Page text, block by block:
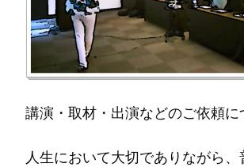
講演・取材・出演などのご依頼に
人生において大切でありながら